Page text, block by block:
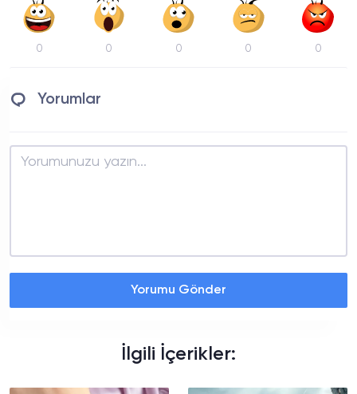
0 0 0 0 0
Yorumlar
Yorumu Gönder
İlgili İçerikler: